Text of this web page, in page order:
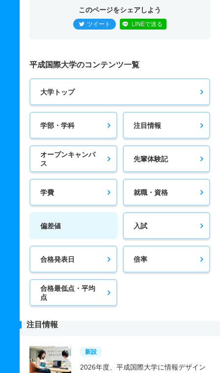
このページをシェアしよう
ツイート LINEで送る
平成国際大学のコンテンツ一覧
大学トップ
学部・学科 注目情報
オープンキャンパ
ス
先輩体験記
学費 就職・資格
偏差値 入試
合格発表日 倍率
合格最低点・平均
点
注目情報
新設
2026年度、平成国際大学に情報デザイン